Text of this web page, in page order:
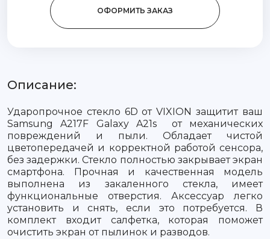
ОФОРМИТЬ ЗАКАЗ
Описание:
Ударопрочное стекло 6D от VIXION защитит ваш
Samsung A217F Galaxy A21s от механических
повреждений и пыли. Обладает чистой
цветопередачей и корректной работой сенсора,
без задержки. Стекло полностью закрывает экран
смартфона. Прочная и качественная модель
выполнена из закаленного стекла, имеет
функциональные отверстия. Аксессуар легко
установить и снять, если это потребуется. В
комплект входит салфетка, которая поможет
очистить экран от пылинок и разводов.